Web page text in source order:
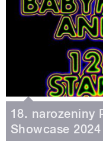
18. narozeniny
Showcase 2024